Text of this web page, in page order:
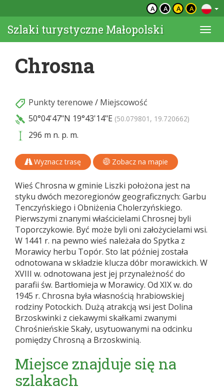
A A A A
Szlaki turystyczne Małopolski
Chrosna
Punkty terenowe / Miejscowość
50°04'47"N 19°43'14"E (50.079801, 19.720662)
296 m n. p. m.
Wyznacz trasę Zobacz na mapie
Wieś Chrosna w gminie Liszki położona jest na
styku dwóch mezoregionów geograficznych: Garbu
Tenczyńskiego i Obniżenia Cholerzyńskiego.
Pierwszymi znanymi właścicielami Chrosnej byli
Toporczykowie. Być może byli oni założycielami wsi.
W 1441 r. na pewno wieś należała do Spytka z
Morawicy herbu Topór. Sto lat później została
odnotowana w składzie klucza dóbr morawickich. W
XVIII w. odnotowana jest jej przynależność do
parafii św. Bartłomieja w Morawicy. Od XIX w. do
1945 r. Chrosna była własnością hrabiowskiej
rodziny Potockich. Dużą atrakcją wsi jest Dolina
Brzoskwinki z ciekawymi skałkami zwanymi
Chrośnieńskie Skały, usytuowanymi na odcinku
pomiędzy Chrosną a Brzoskwinią.
Miejsce znajduje się na
szlakach